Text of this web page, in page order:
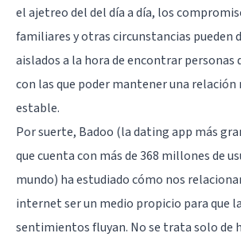
el ajetreo del del día a día, los
familiares y otras circunstancias pueden
aislados a la hora de encontrar personas
con las que poder mantener una relación
estable.
Por suerte, Badoo (la dating app más
que cuenta con más de 368 millones de
mundo) ha estudiado cómo nos
internet ser un medio propicio para que
sentimientos fluyan. No se trata solo de